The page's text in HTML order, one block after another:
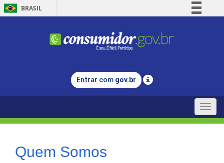
BRASIL
Comunica BR
Legislação
Entrar com gov.br
Toggle
Quem Somos